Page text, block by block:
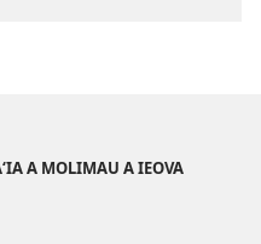
A MOLIMAU A IEOVA